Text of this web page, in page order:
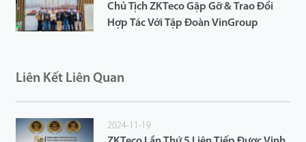
Chủ Tịch ZKTeco Gặp Gỡ & Trao Đổi
Hợp Tác Với Tập Đoàn VinGroup
Liên Kết Liên Quan
2024-11-19